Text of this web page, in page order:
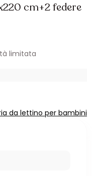
cm+2 federe
limitata
da lettino per bambini